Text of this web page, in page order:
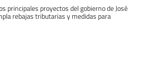
principales proyectos del gobierno de José
rebajas tributarias y medidas para